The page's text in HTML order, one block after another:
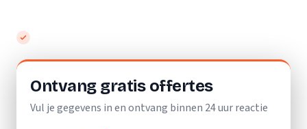
Ontvang gratis offertes
Vul je gegevens in en ontvang binnen 24 uur reactie